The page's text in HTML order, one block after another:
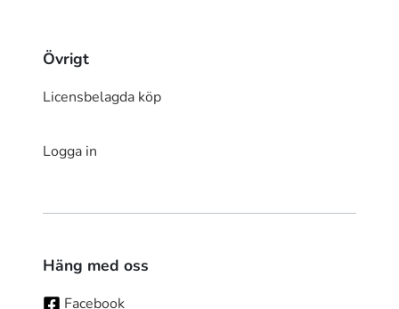
Övrigt
Licensbelagda köp
Logga in
Häng med oss
Facebook